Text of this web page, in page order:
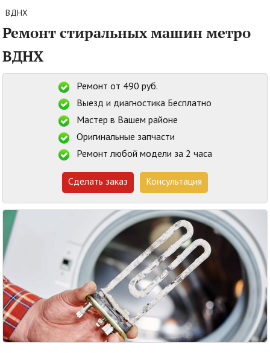
ВДНХ
Ремонт стиральных машин метро
ВДНХ
Ремонт от 490 руб.
Выезд и диагностика Бесплатно
Мастер в Вашем районе
Оригинальные запчасти
Ремонт любой модели за 2 часа
Сделать заказ Консультация